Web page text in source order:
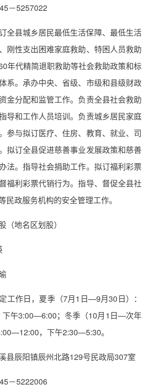
－5257022
全县城乡居民最低生活保障、最低生活
刚性支出困难家庭救助、特困人员救助
年代精简退职救助等社会救助政策和标
系。承办中央、省级、市级和县级财政
金分配和监管工作。负责全县社会救助
导和工作人员培训。负责城乡居民家庭
参与拟订医疗、住房、教育、就业、司
拟订全县促进慈善事业发展政策和慈善
法。指导社会捐助工作。拟订福利彩票
福利彩票代销行为。指导、督促全县社
民政服务机构的安全管理工作。
（地名区划股）
工作日，夏季（7月1日—9月30日）：
午3:00—6:00；冬季（10月1日—次年
，下午2:30—5:30。
县辰阳镇辰州北路129号民政局307室
－5222006